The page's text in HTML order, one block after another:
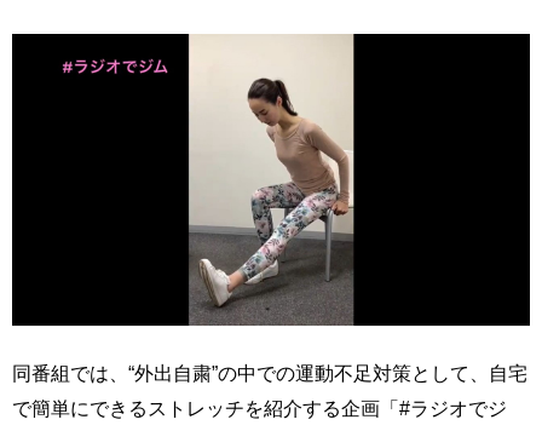
同番組では、“外出自粛”の中での運動不足対策として、自宅
で簡単にできるストレッチを紹介する企画「#ラジオでジ